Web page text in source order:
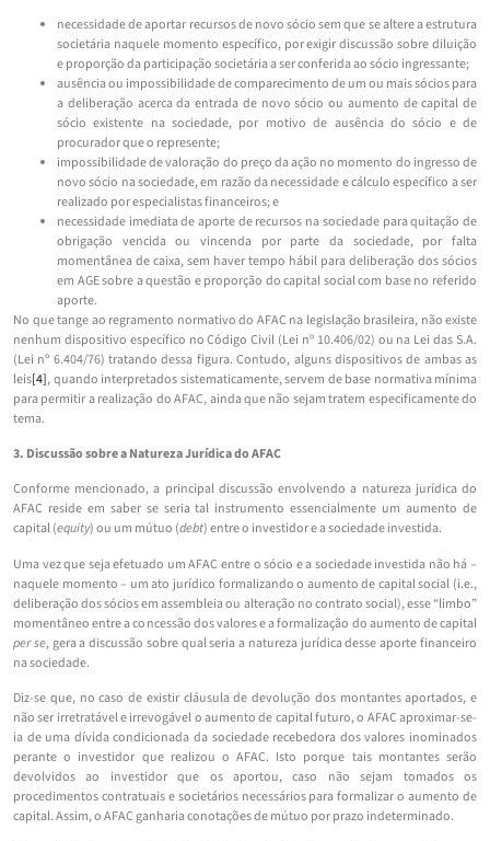
necessidade de aportar recursos de novo sócio sem que se altere a estrutura
societária naquele momento específico, por exigir discussão sobre diluição
e proporção da participação societária a ser conferida ao sócio ingressante;
ausência ou impossibilidade de comparecimento de um ou mais sócios para
a deliberação acerca da entrada de novo sócio ou aumento de capital de
sócio existente na sociedade, por motivo de ausência do sócio e de
procurador que o represente;
impossibilidade de valoração do preço da ação no momento do ingresso de
novo sócio na sociedade, em razão da necessidade e cálculo específico a ser
realizado por especialistas financeiros; e
necessidade imediata de aporte de recursos na sociedade para quitação de
obrigação vencida ou vincenda por parte da sociedade, por falta
momentânea de caixa, sem haver tempo hábil para deliberação dos sócios
em AGE sobre a questão e proporção do capital social com base no referido
aporte.
No que tange ao regramento normativo do AFAC na legislação brasileira, não existe
nenhum dispositivo específico no Código Civil (Lei nº 10.406/02) ou na Lei das S.A.
(Lei nº 6.404/76) tratando dessa figura. Contudo, alguns dispositivos de ambas as
leis[4], quando interpretados sistematicamente, servem de base normativa mínima
para permitir a realização do AFAC, ainda que não sejam tratem especificamente do
tema.
3. Discussão sobre a Natureza Jurídica do AFAC
Conforme mencionado, a principal discussão envolvendo a natureza jurídica do
AFAC reside em saber se seria tal instrumento essencialmente um aumento de
capital (equity) ou um mútuo (debt) entre o investidor e a sociedade investida.
Uma vez que seja efetuado um AFAC entre o sócio e a sociedade investida não há –
naquele momento – um ato jurídico formalizando o aumento de capital social (i.e.,
deliberação dos sócios em assembleia ou alteração no contrato social), esse “limbo”
momentâneo entre a concessão dos valores e a formalização do aumento de capital
per se, gera a discussão sobre qual seria a natureza jurídica desse aporte financeiro
na sociedade.
Diz-se que, no caso de existir cláusula de devolução dos montantes aportados, e
não ser irretratável e irrevogável o aumento de capital futuro, o AFAC aproximar-se-
ia de uma dívida condicionada da sociedade recebedora dos valores inominados
perante o investidor que realizou o AFAC. Isto porque tais montantes serão
devolvidos ao investidor que os aportou, caso não sejam tomados os
procedimentos contratuais e societários necessários para formalizar o aumento de
capital. Assim, o AFAC ganharia conotações de mútuo por prazo indeterminado.